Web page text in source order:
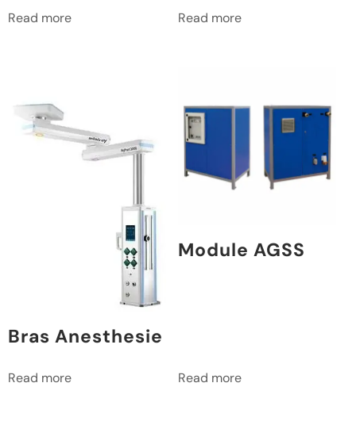
Read more Read more
Bras Anesthesie
Read more
Module AGSS
Read more